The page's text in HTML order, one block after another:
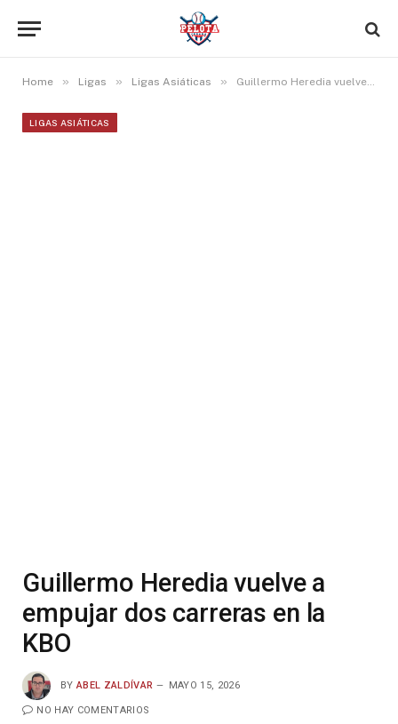
Home » Ligas » Ligas Asiáticas » Guillermo Heredia vuelve a empujar dos carreras en la KBO
LIGAS ASIÁTICAS
Guillermo Heredia vuelve a
empujar dos carreras en la
KBO
BY ABEL ZALDÍVAR MAYO 15, 2026
NO HAY COMENTARIOS